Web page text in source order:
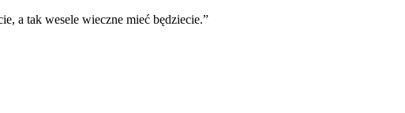
a tak wesele wieczne mieć będziecie.”